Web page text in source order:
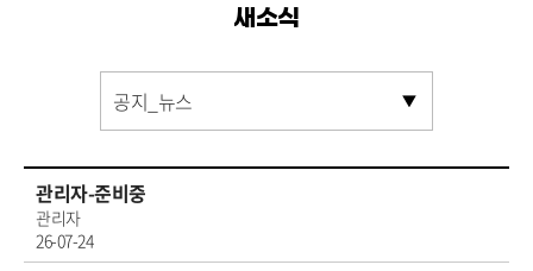
새소식
관리자-준비중
관리자
26-07-24